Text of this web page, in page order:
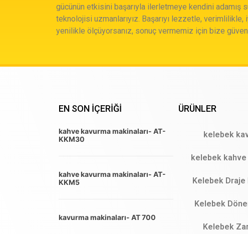
gücünün etkisini başarıyla ilerletmeye kendini adamış
teknolojisi uzmanlarıyız. Başarıyı lezzetle,
yenilikle ölçüyorsanız, sonuç vermemiz için bize
EN SON IÇERIĞI
kahve kavurma makinaları- AT-
KKM30
kahve kavurma makinaları- AT-
KKM5
kavurma makinaları- AT 700
ÜRÜNLER
kelebek
kelebek kahve
Kelebek Draje
Kelebek
Kelebek